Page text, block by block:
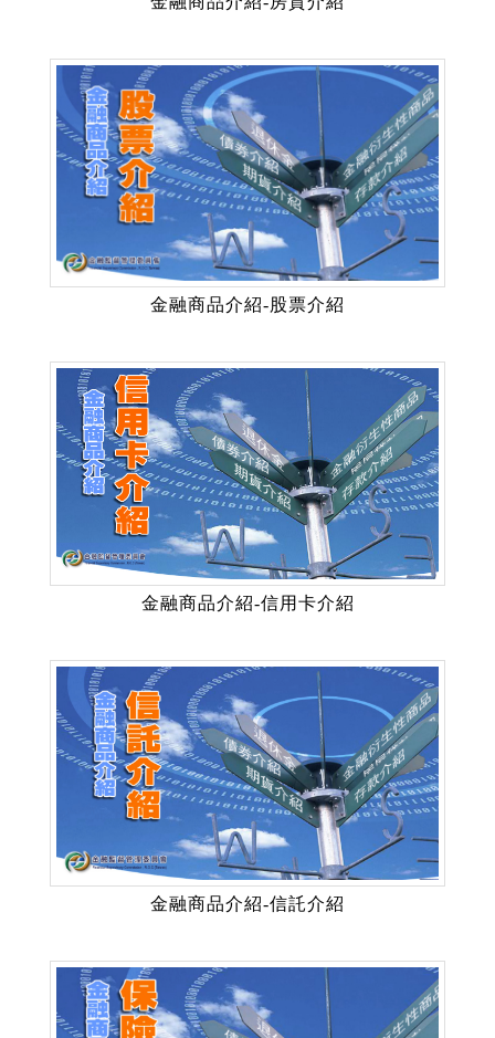
金融商品介紹-股票介紹
金融商品介紹-信用卡介紹
金融商品介紹-信託介紹